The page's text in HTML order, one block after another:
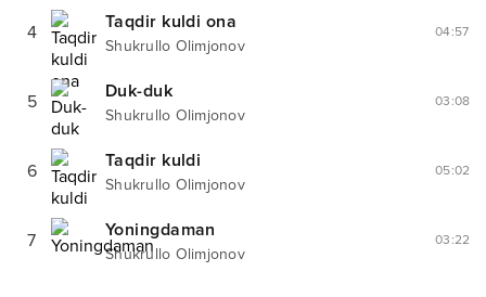
4 Taqdir kuldi ona
Shukrullo Olimjonov
04:57
5 Duk-duk
Shukrullo Olimjonov
03:08
6 Taqdir kuldi
Shukrullo Olimjonov
05:02
7 Yoningdaman
Shukrullo Olimjonov
03:22